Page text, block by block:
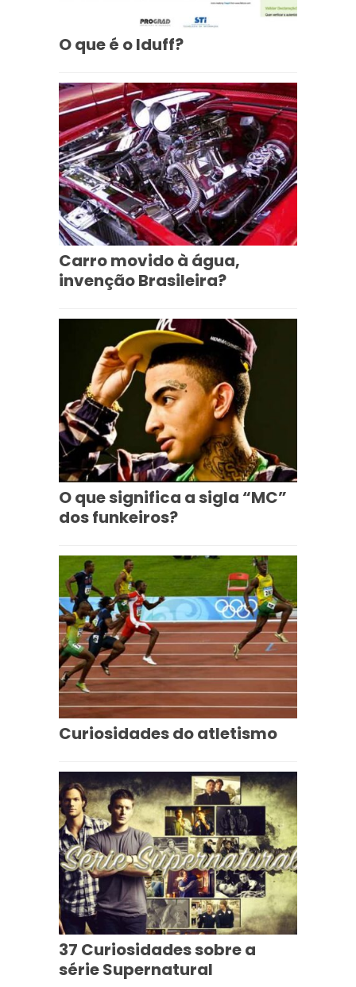
O que é o Iduff?
Carro movido à água,
invenção Brasileira?
O que significa a sigla “MC”
dos funkeiros?
Curiosidades do atletismo
37 Curiosidades sobre a
série Supernatural